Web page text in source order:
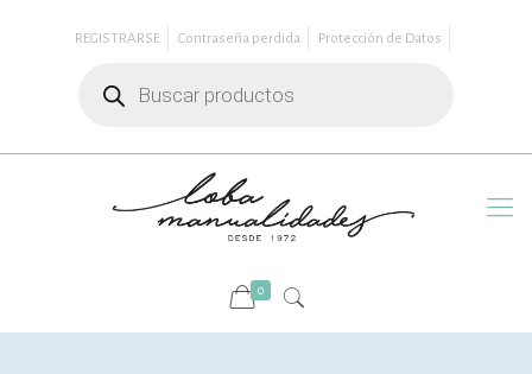
REGISTRARSE Contraseña perdida
Protección de Datos
productos
0